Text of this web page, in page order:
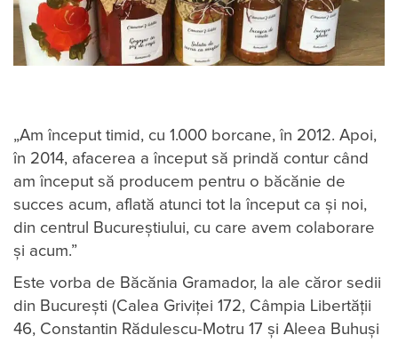
„Am început timid, cu 1.000 borcane, în 2012. Apoi,
în 2014, afacerea a început să prindă contur când
am început să producem pentru o băcănie de
succes acum, aflată atunci tot la început ca și noi,
din centrul Bucureștiului, cu care avem colaborare
și acum.”
Este vorba de Băcănia Gramador, la ale căror sedii
din București (Calea Griviței 172, Câmpia Libertății
46, Constantin Rădulescu-Motru 17 și Aleea Buhuși